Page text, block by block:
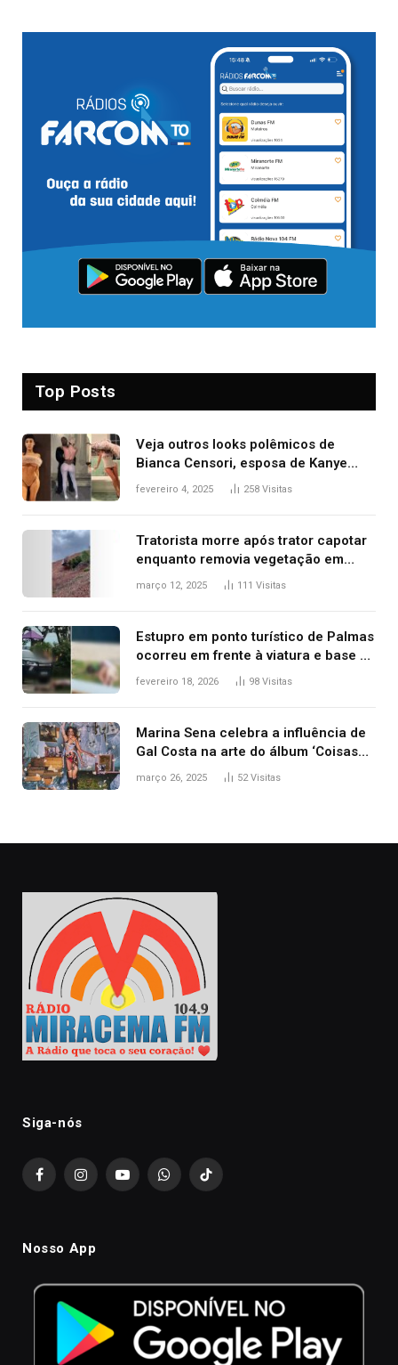
Top Posts
Veja outros looks polêmicos de
Bianca Censori, esposa de Kanye
West que apareceu nua no Grammy
fevereiro 4, 2025 258 Visitas
Tratorista morre após trator capotar
enquanto removia vegetação em
ribanceira de rodovia
março 12, 2025 111 Visitas
Estupro em ponto turístico de Palmas
ocorreu em frente à viatura e base de
segurança; polícia investiga
fevereiro 18, 2026 98 Visitas
Marina Sena celebra a influência de
Gal Costa na arte do álbum ‘Coisas
naturais’
março 26, 2025 52Visitas
Siga-nós
FacebookInstagramYouTubeWhatsAppTikTok
Nosso App